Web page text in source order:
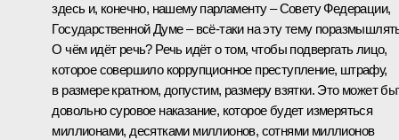
здесь и, конечно, нашему парламенту – Совету Федерации,
Государственной Думе – всё‑таки на эту тему
О чём идёт речь? Речь идёт о том, чтобы подвергать лицо,
которое совершило коррупционное преступление, штрафу,
в размере кратном, допустим, размеру взятки. Это может
довольно суровое наказание, которое будет измеряться
миллионами, десятками миллионов, сотнями миллионов